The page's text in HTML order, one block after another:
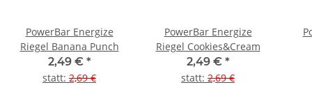
PowerBar Energize
Riegel Banana Punch
2,49 € *
statt: 2,69 €
PowerBar Energize
Riegel Cookies&Cream
2,49 € *
statt: 2,69 €